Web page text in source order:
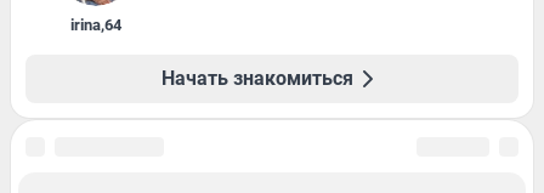
irina,64
Начать знакомиться